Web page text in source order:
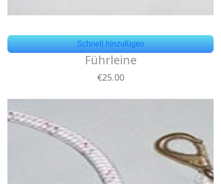
Schnell hinzufügen
Führleine
€25.00